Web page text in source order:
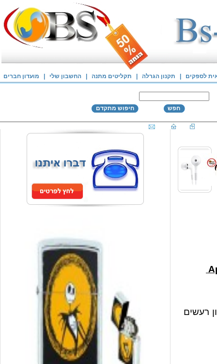
לספקים תקנון הגרלה תקליטים מתנה החשבון שלי מועדון חברים
חפש חיפוש מתקדם
רעשים